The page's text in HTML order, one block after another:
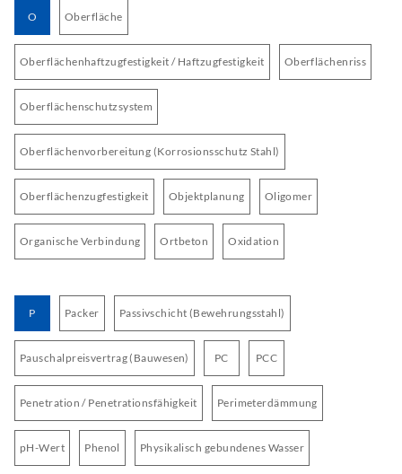
O Oberfläche
Oberflächenhaftzugfestigkeit / Haftzugfestigkeit Oberflächenriss
Oberflächenschutzsystem
Oberflächenvorbereitung (Korrosionsschutz Stahl)
Oberflächenzugfestigkeit Objektplanung Oligomer
Organische Verbindung Ortbeton Oxidation
P Packer Passivschicht (Bewehrungsstahl)
Pauschalpreisvertrag (Bauwesen) PC PCC
Penetration / Penetrationsfähigkeit Perimeterdämmung
pH-Wert Phenol Physikalisch gebundenes Wasser